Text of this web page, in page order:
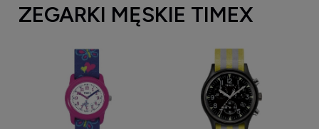
ZEGARKI MĘSKIE TIMEX